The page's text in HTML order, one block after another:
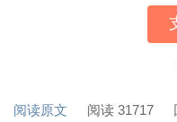
阅读原文 阅读 31717